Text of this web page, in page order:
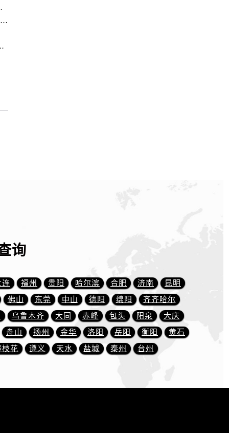
务中心公告
官方通知｜2026年万国无锡专柜客户服务热线全新升级（附7月最新专柜信息汇总）
通告｜专柜信息权威发布
询
连 福州 贵阳 哈尔滨 合肥 济南
昆明
佛山 东莞 中山 德阳 绵阳
齐齐哈尔
乌鲁木齐 大同 赤峰 包头 阳泉
大庆
舟山 扬州 金华 洛阳 岳阳 衡阳
黄石
枝花 遵义 天水 盐城 泰州 台州